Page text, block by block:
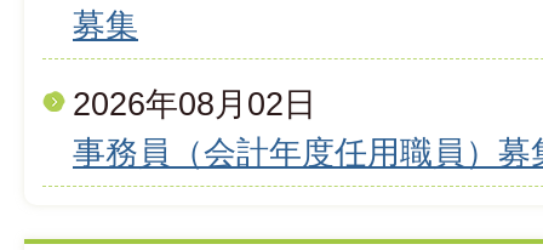
募集
2026年08月02日
事務員（会計年度任用職員）募